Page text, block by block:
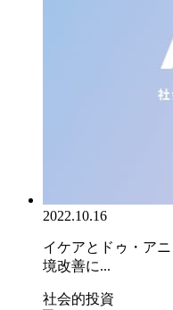
2022.10.16
イケアとドゥ・ア
境改善に...
社会的投資